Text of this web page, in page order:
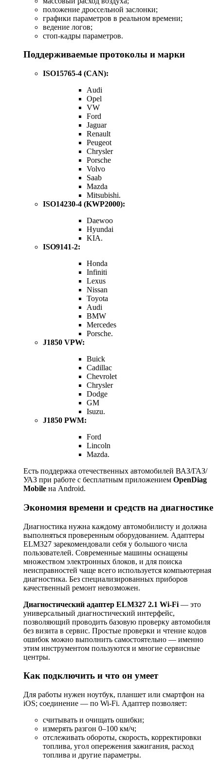
положение дроссельной заслонки;
графики параметров в реальном времени;
ведение логов;
стоп-кадры параметров.
Поддерживаемые протоколы и марки
ISO15765-4 (CAN):
Audi
Opel
VW
Ford
Jaguar
Renault
Peugeot
Chrysler
Porsche
Volvo
Saab
Mazda
Mitsubishi.
ISO14230-4 (KWP2000):
Daewoo
Hyundai
KIA.
ISO9141-2:
Honda
Infiniti
Lexus
Nissan
Toyota
Audi
BMW
Mercedes
Porsche.
J1850 VPW:
Buick
Cadillac
Chevrolet
Chrysler
Dodge
GM
Isuzu.
J1850 PWM:
Ford
Lincoln
Mazda.
Есть поддержка отечественных автомобилей ВАЗ/ГАЗ/
УАЗ при работе с бесплатным приложением OpenDiag
Mobile на Android.
Экономия времени и средств на диагностике
Диагностика нужна каждому автомобилисту и должна
выполняться проверенным оборудованием. Адаптеры
ELM327 зарекомендовали себя у большого числа
пользователей. Современные машины оснащены
множеством электронных блоков, и для поиска
неисправностей чаще всего используется компьютерная
диагностика. Без специализированных приборов
качественный ремонт невозможен.
Диагностический адаптер ELM327 2.1 Wi-Fi — это
универсальный диагностический интерфейс,
позволяющий проводить базовую проверку автомобиля
без визита в сервис. Простые проверки и чтение кодов
ошибок можно выполнить самостоятельно — именно
этим инструментом пользуются и многие сервисные
центры.
Как подключить и что он умеет
Для работы нужен ноутбук, планшет или смартфон на
iOS; соединение — по Wi-Fi. Адаптер позволяет:
считывать и очищать ошибки;
измерять разгон 0–100 км/ч;
отслеживать обороты, скорость, корректировки
топлива, угол опережения зажигания, расход
топлива и другие параметры.